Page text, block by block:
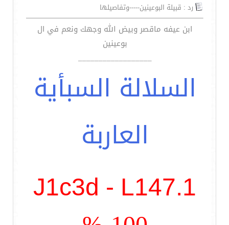
رد : قبيلة البوعينين-----وتفاصيلها
ابن عيفه ماقصر وبيض الله وجهك ونعم في ال
بوعينين
__________________
السلالة السبأية
العاربة
J1c3d - L147.1